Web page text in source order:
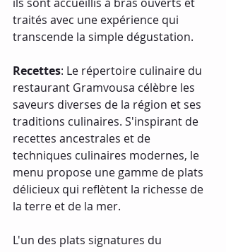
traités avec une expérience qui
transcende la simple dégustation.
Recettes: Le répertoire culinaire du
restaurant Gramvousa célèbre les
saveurs diverses de la région et ses
traditions culinaires. S'inspirant de
recettes ancestrales et de
techniques culinaires modernes, le
menu propose une gamme de plats
délicieux qui reflètent la richesse de
la terre et de la mer.
L'un des plats signatures du